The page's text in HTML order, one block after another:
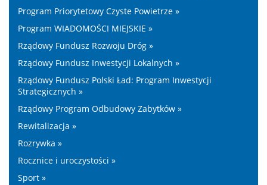
Program Priorytetowy Czyste Powietrze »
Program WIADOMOŚCI MIEJSKIE »
Rządowy Fundusz Rozwoju Dróg »
Rządowy Fundusz Inwestycji Lokalnych »
Rządowy Fundusz Polski Ład: Program Inwestycji
Strategicznych »
Rządowy Program Odbudowy Zabytków »
Rewitalizacja »
Rozrywka »
Rocznice i uroczystości »
Sport »